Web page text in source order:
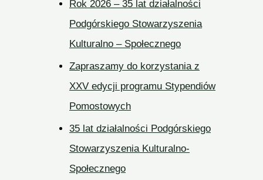
Rok 2026 – 35 lat działalności
Podgórskiego Stowarzyszenia
Kulturalno – Społecznego
Zapraszamy do korzystania z
XXV edycji programu Stypendiów
Pomostowych
35 lat działalności Podgórskiego
Stowarzyszenia Kulturalno-
Społecznego